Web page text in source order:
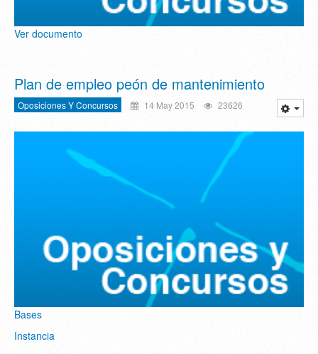
Ver documento
Plan de empleo peón de mantenimiento
Oposiciones Y Concursos 14 May 2015 23626
Bases
Instancia